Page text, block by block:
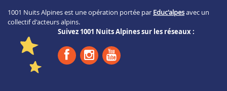
1001 Nuits Alpines est une opération portée par Educ'alpesavec un
collectif d'acteurs alpins.
Suivez 1001 Nuits Alpines sur les réseaux :